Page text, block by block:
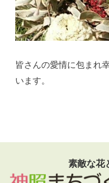
皆さんの愛情に包ま
います。
素敵な花